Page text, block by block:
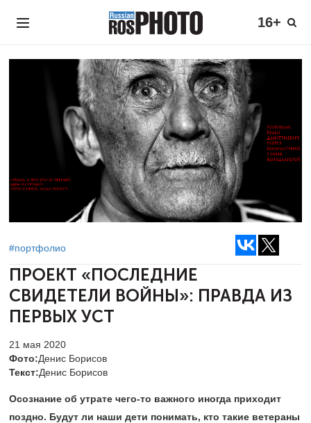
16+
#портфолио
ПРОЕКТ «ПОСЛЕДНИЕ
СВИДЕТЕЛИ ВОЙНЫ»: ПРАВДА ИЗ
ПЕРВЫХ УСТ
21 мая 2020
Фото:Денис Борисов
Текст:Денис Борисов
Осознание об утрате чего-то важного иногда приходит
поздно. Будут ли наши дети понимать, кто такие ветераны